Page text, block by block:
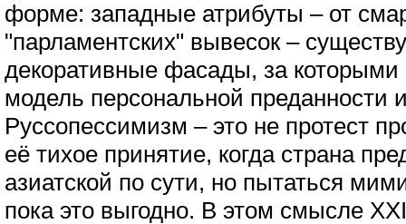
форме: западные атрибуты – от
"парламентских" вывесок –
декоративные фасады, за которыми
модель персональной преданности
Руссопессимизм – это не протест
её тихое принятие, когда страна
азиатской по сути, но пытаться
пока это выгодно. В этом смысле